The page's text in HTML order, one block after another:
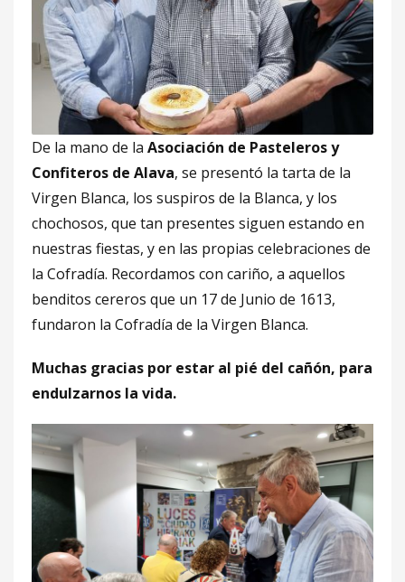
De la mano de la Asociación de Pasteleros y
Confiteros de Alava, se presentó la tarta de la
Virgen Blanca, los suspiros de la Blanca, y los
chochosos, que tan presentes siguen estando en
nuestras fiestas, y en las propias celebraciones de
la Cofradía. Recordamos con cariño, a aquellos
benditos cereros que un 17 de Junio de 1613,
fundaron la Cofradía de la Virgen Blanca.
Muchas gracias por estar al pié del cañón, para
endulzarnos la vida.